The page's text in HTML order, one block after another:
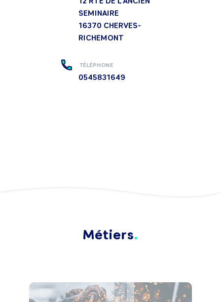
SEMINAIRE
16370 CHERVES-
RICHEMONT
TÉLÉPHONE
0545831649
Métiers